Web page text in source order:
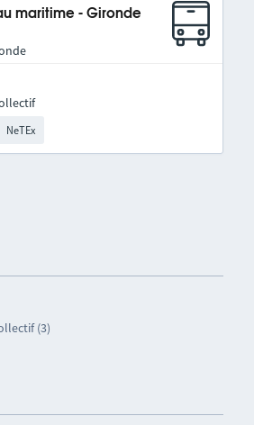
(3)
maritime - Gironde
NeTEx